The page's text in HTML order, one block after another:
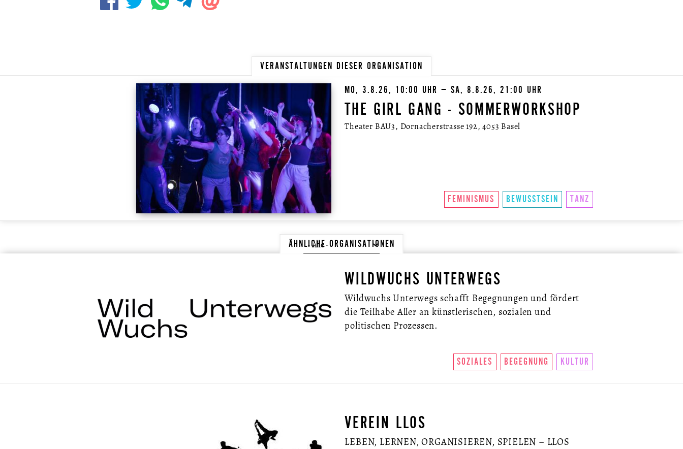
VERANSTALTUNGEN DIESER ORGANISATION
MO, 3.8.26, 10:00 UHR – SA, 8.8.26, 21:00 UHR
THE GIRL GANG - SOMMERWORKSHOP
Theater BAU3, Dornacherstrasse 192, 4053 Basel
FEMINISMUS BEWUSSTSEIN TANZ
ÄHNLICHE ORGANISATIONEN
WILDWUCHS UNTERWEGS
Wildwuchs Unterwegs schafft Begegnungen und fördert
die Teilhabe Aller an künstlerischen, sozialen und
politischen Prozessen.
SOZIALES BEGEGNUNG KULTUR
VEREIN LLOS
LEBEN, LERNEN, ORGANISIEREN, SPIELEN – LLOS